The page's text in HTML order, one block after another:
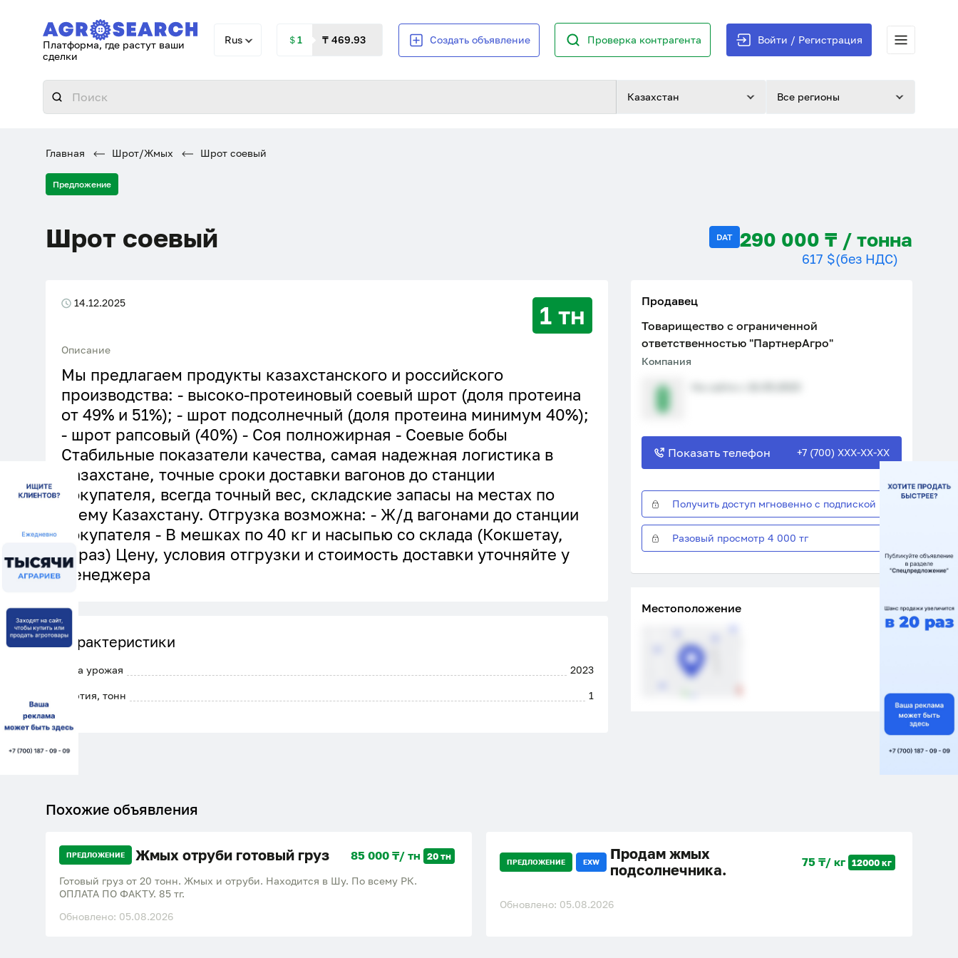
Платформа, где растут ваши
сделки
Rus ＄1 ₸ 469.93 Создать объявление Проверка контрагента Войти / Регистрация
Казахстан Все регионы
Главная Шрот/Жмых Шрот соевый
Предложение
Шрот соевый DAT 290 000 ₸ / тонна
617 $(без НДС)
14.12.2025 1 тн
Описание
Мы предлагаем продукты казахстанского и российского
производства: - высоко-протеиновый соевый шрот (доля протеина
от 49% и 51%); - шрот подсолнечный (доля протеина минимум 40%);
- шрот рапсовый (40%) - Соя полножирная - Соевые бобы
Стабильные показатели качества, самая надежная логистика в
Казахстане, точные сроки доставки вагонов до станции
покупателя, всегда точный вес, складские запасы на местах по
всему Казахстану. Отгрузка возможна: - Ж/д вагонами до станции
покупателя - В мешках по 40 кг и насыпью со склада (Кокшетау,
Тараз) Цену, условия отгрузки и стоимость доставки уточняйте у
менеджера
Характеристики
Дата урожая 2023
Партия, тонн 1
Продавец
Товарищество с ограниченной
ответственностью "ПартнерАгро"
Компания
Показать телефон +7 (700) XXX-XX-XX
Получить доступ мгновенно с подпиской
Разовый просмотр 4 000 тг
Местоположение
Похожие объявления
ПРЕДЛОЖЕНИЕ Жмых отруби готовый груз 85 000 ₸/ тн 20 тн
Готовый груз от 20 тонн. Жмых и отруби. Находится в Шу. По всему РК.
ОПЛАТА ПО ФАКТУ. 85 тг.
Обновлено: 05.08.2026
ПРЕДЛОЖЕНИЕ EXW
Продам жмых
подсолнечника.
75 ₸/ кг 12000 кг
Обновлено: 05.08.2026